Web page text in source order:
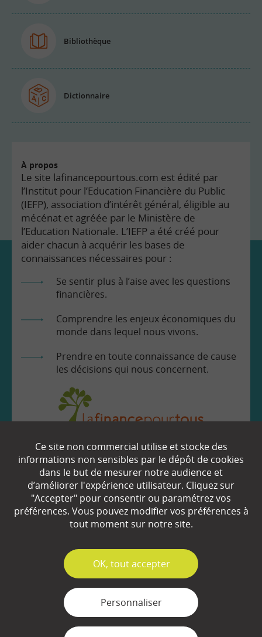
Bibliothèque
Dictionnaire
À propos
Le site lafinancepourtous.com est édité par
l’Institut pour l’Education Financière du Public
(IEFP), association d’intérêt général, éligible au
mécénat et agréée par le Ministère de
l’Education Nationale. L’IEFP a été créé pour
aider chacun à acquérir les bases de
connaissances nécessaires pour :
Se sentir plus à l’aise avec les questions
financières.
Comprendre les enjeux économiques du
monde dans lequel nous vivons.
Prendre en toute connaissance de cause
les décisions qui nous concernent.
EN SAVOIR
Qui sommes-nous ?
Partenaires
Plan du site
Mentions légales
Ce site non commercial utilise et stocke des
informations non sensibles par le dépôt de cookies
dans le but de mesurer notre audience et
d’améliorer l'expérience utilisateur. Cliquez sur
"Accepter" pour consentir ou paramétrez vos
préférences. Vous pouvez modifier vos préférences à
tout moment sur notre site.
✓
OK, tout accepter
Personnaliser